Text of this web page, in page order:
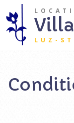
Aller au contenu
LUZ-